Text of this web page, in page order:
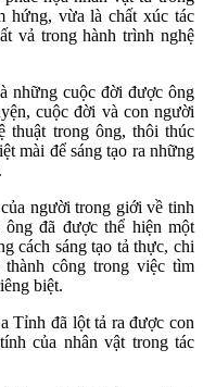
hứng, vừa là chất xúc tác
vả trong hành trình nghệ
những cuộc đời được ông
cuộc đời và con người
thuật trong ông, thôi thúc
mài để sáng tạo ra những
người trong giới về tinh
ông đã được thể hiện một
cách sáng tạo tả thực, chi
công trong việc tìm
biệt.
Tỉnh đã lột tả ra được con
của nhân vật trong tác